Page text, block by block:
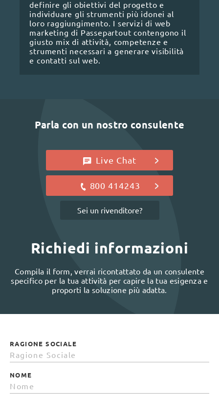
definire gli obiettivi del progetto e
individuare gli strumenti più idonei al
loro raggiungimento. I servizi di web
marketing di Passepartout contengono il
giusto mix di attività, competenze e
strumenti necessari a generare visibilità
e contatti sul web.
Parla con un nostro consulente
Live Chat
800 414243
Sei un rivenditore?
Richiedi informazioni
Compila il form, verrai ricontattato da un consulente
specifico per la tua attività per capire la tua esigenza e
proporti la soluzione più adatta.
RAGIONE SOCIALE
NOME